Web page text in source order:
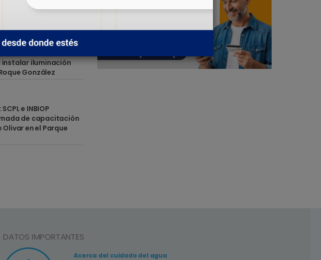
iluminación
González
e INBIOP
de capacitación
en el Parque
Consejo Nº3
DATOS IMPORTANTES
Acerca del cuidado del agua